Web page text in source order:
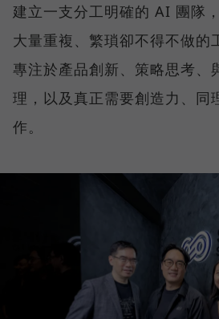
建立一支分工明確的 AI 團隊
大量重複、繁瑣卻不得不做的
專注於產品創新、策略思考、
理，以及真正需要創造力、同
作。